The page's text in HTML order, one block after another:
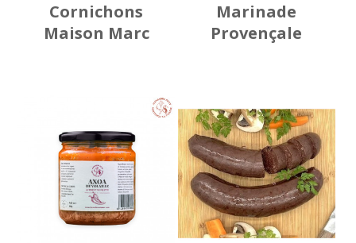
Cornichons
Maison Marc
Marinade
Provençale